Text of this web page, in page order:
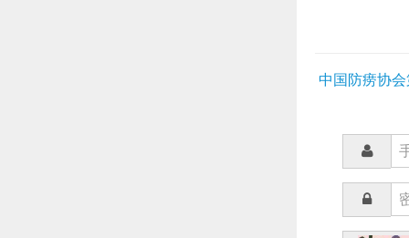
中国防痨协